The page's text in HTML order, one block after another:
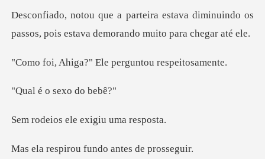
ava diminuindo os
passos, pois estava
?" Ele perguntou
o sexo d
ele exigiu u
ou fundo antes